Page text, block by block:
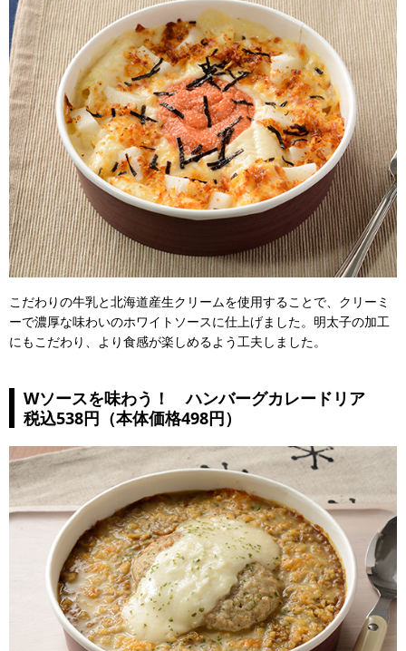
こだわりの牛乳と北海道産生クリームを使用することで、クリーミ
ーで濃厚な味わいのホワイトソースに仕上げました。明太子の加工
にもこだわり、より食感が楽しめるよう工夫しました。
Wソースを味わう！ ハンバーグカレードリア
税込538円（本体価格498円）